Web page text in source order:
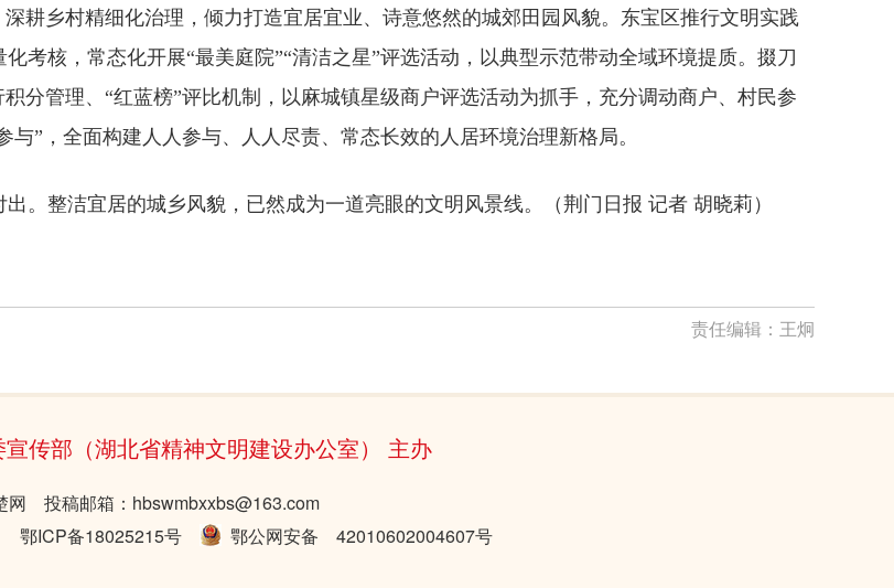
耕乡村精细化治理，倾力打造宜居宜业、诗意悠然的城郊田园风貌。东宝区推行文明实践
考核，常态化开展“最美庭院”“清洁之星”评选活动，以典型示范带动全域环境提质。掇刀
分管理、“红蓝榜”评比机制，以麻城镇星级商户评选活动为抓手，充分调动商户、村民参
”，全面构建人人参与、人人尽责、常态长效的人居环境治理新格局。
。整洁宜居的城乡风貌，已然成为一道亮眼的文明风景线。（荆门日报 记者 胡晓莉）
责任编辑： 王炯
传部（湖北省精神文明建设办公室） 主办
网 投稿邮箱：hbswmbxxbs@163.com
鄂ICP备18025215号 鄂公网安备 42010602004607号